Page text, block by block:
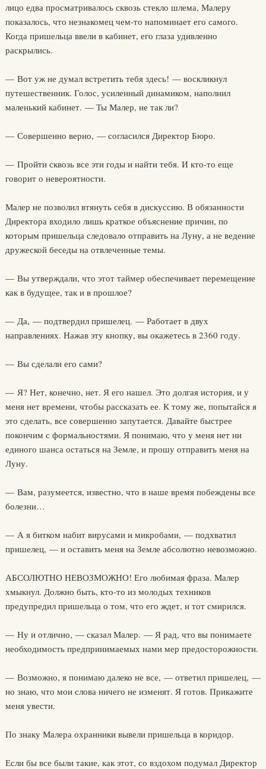
лицо едва просматривалось сквозь стекло шлема, Малеру
показалось, что незнакомец чем-то напоминает его самого.
Когда пришельца ввели в кабинет, его глаза удивленно
раскрылись.
— Вот уж не думал встретить тебя здесь! — воскликнул
путешественник. Голос, усиленный динамиком, наполнил
маленький кабинет. — Ты Малер, не так ли?
— Совершенно верно, — согласился Директор Бюро.
— Пройти сквозь все эти годы и найти тебя. И кто-то еще
говорит о невероятности.
Малер не позволил втянуть себя в дискуссию. В обязанности
Директора входило лишь краткое объяснение причин, по
которым пришельца следовало отправить на Луну, а не ведение
дружеской беседы на отвлеченные темы.
— Вы утверждали, что этот таймер обеспечивает перемещение
как в будущее, так и в прошлое?
— Да, — подтвердил пришелец. — Работает в двух
направлениях. Нажав эту кнопку, вы окажетесь в 2360 году.
— Вы сделали его сами?
— Я? Нет, конечно, нет. Я его нашел. Это долгая история, и у
меня нет времени, чтобы рассказать ее. К тому же, попытайся я
это сделать, все совершенно запутается. Давайте быстрее
покончим с формальностями. Я понимаю, что у меня нет ни
единого шанса остаться на Земле, и прошу отправить меня на
Луну.
— Вам, разумеется, известно, что в наше время побеждены все
болезни…
— А я битком набит вирусами и микробами, — подхватил
пришелец, — и оставить меня на Земле абсолютно невозможно.
АБСОЛЮТНО НЕВОЗМОЖНО! Его любимая фраза. Малер
хмыкнул. Должно быть, кто-то из молодых техников
предупредил пришельца о том, что его ждет, и тот смирился.
— Ну и отлично, — сказал Малер. — Я рад, что вы понимаете
необходимость предпринимаемых нами мер предосторожности.
— Возможно, я понимаю далеко не все, — ответил пришелец, —
но знаю, что мои слова ничего не изменят. Я готов. Прикажите
меня увести.
По знаку Малера охранники вывели пришельца в коридор.
Если бы все были такие, как этот, со вздохом подумал Директор